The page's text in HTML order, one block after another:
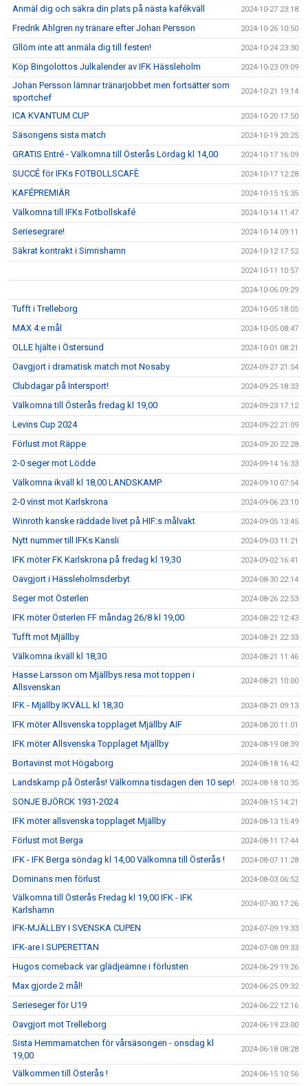
Anmäl dig och säkra din plats på nästa kafékväll 2024-10-27 23:18
Fredrik Ahlgren ny tränare efter Johan Persson 2024-10-26 10:50
Gllöm inte att anmäla dig till festen! 2024-10-24 23:30
Köp Bingolottos Julkalender av IFK Hässleholm 2024-10-23 09:09
Johan Persson lämnar tränarjobbet men fortsätter som
sportchef
2024-10-21 19:14
ICA KVANTUM CUP 2024-10-20 17:50
Säsongens sista match 2024-10-19 20:25
GRATIS Entré - Välkomna till Österås Lördag kl 14,00 2024-10-17 16:09
SUCCÉ för IFKs FOTBOLLSCAFÈ 2024-10-17 12:28
KAFÉPREMIÄR 2024-10-15 15:35
Välkomna till IFKs Fotbollskafé 2024-10-14 11:47
Seriesegrare! 2024-10-14 09:11
Säkrat kontrakt i Simrishamn 2024-10-12 17:52
2024-10-11 10:57
2024-10-06 09:29
Tufft i Trelleborg 2024-10-05 18:05
MAX 4:e mål 2024-10-05 08:47
OLLE hjälte i Östersund 2024-10-01 08:21
Oavgjort i dramatisk match mot Nosaby 2024-09-27 21:54
Clubdagar på Intersport! 2024-09-25 18:33
Välkomna till Österås fredag kl 19,00 2024-09-23 17:12
Levins Cup 2024 2024-09-22 21:09
Förlust mot Räppe 2024-09-20 22:28
2-0 seger mot Lödde 2024-09-14 16:33
Välkomna ikväll kl 18,00 LANDSKAMP 2024-09-10 07:54
2-0 vinst mot Karlskrona 2024-09-06 23:10
Winroth kanske räddade livet på HIF:s målvakt 2024-09-05 13:45
Nytt nummer till IFKs Kansli 2024-09-03 11:21
IFK möter FK Karlskrona på fredag kl 19,30 2024-09-02 16:41
Oavgjort i Hässleholmsderbyt 2024-08-30 22:14
Seger mot Österlen 2024-08-26 22:53
IFK möter Österlen FF måndag 26/8 kl 19,00 2024-08-22 12:43
Tufft mot Mjällby 2024-08-21 22:33
Välkomna ikväll kl 18,30 2024-08-21 11:46
Hasse Larsson om Mjällbys resa mot toppen i
Allsvenskan
2024-08-21 10:00
IFK - Mjällby IKVÄLL kl 18,30 2024-08-21 09:13
IFK möter Allsvenska topplaget Mjällby AIF 2024-08-20 11:01
IFK möter Allsvenska Topplaget Mjällby 2024-08-19 08:39
Bortavinst mot Högaborg 2024-08-18 16:42
Landskamp på Österås! Välkomna tisdagen den 10 sep! 2024-08-18 10:35
SONJE BJÖRCK 1931-2024 2024-08-15 14:21
IFK möter allsvenska topplaget Mjällby 2024-08-13 15:49
Förlust mot Berga 2024-08-11 17:44
IFK - IFK Berga söndag kl 14,00 Välkomna till Österås ! 2024-08-07 11:28
Dominans men förlust 2024-08-03 06:52
Välkomna till Österås Fredag kl 19,00 IFK - IFK
Karlshamn
2024-07-30 17:26
IFK-MJÄLLBY I SVENSKA CUPEN 2024-07-09 19:33
IFK-are I SUPERETTAN 2024-07-08 09:33
Hugos comeback var glädjeämne i förlusten 2024-06-29 19:26
Max gjorde 2 mål! 2024-06-25 09:32
Serieseger för U19 2024-06-22 12:16
Oavgjort mot Trelleborg 2024-06-19 23:00
Sista Hemmamatchen för vårsäsongen - onsdag kl
19,00
2024-06-18 08:28
Välkommen till Österås ! 2024-06-15 10:56